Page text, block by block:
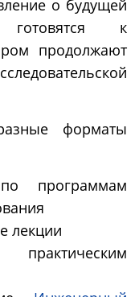
о будущей
готовятся к
продолжают
форматы
программам
лекции